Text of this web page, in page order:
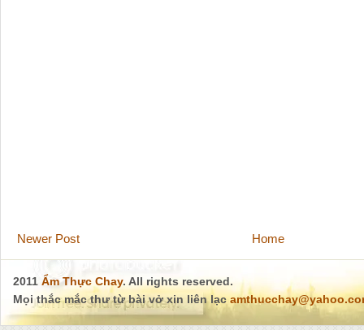
Newer Post Home
2011 Ẩm Thực Chay. All rights reserved.
Mọi thắc mắc thư từ bài vở xin liên lạc